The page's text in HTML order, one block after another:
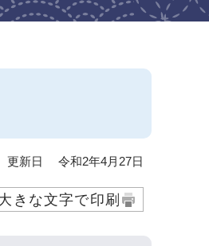
新日 令和2年4月27日
きな文字で印刷